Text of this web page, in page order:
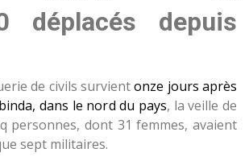
déplacés depuis
de civils survientonze jours après
dans le nord du pays, la veille de
personnes, dont 31 femmes, avaient
sept militaires.